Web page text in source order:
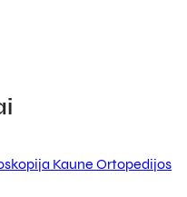
Kaune Ortopedijos